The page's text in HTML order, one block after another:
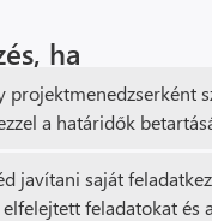
ha
projektmenedzserként
a határidők
javítani saját
feladatokat és